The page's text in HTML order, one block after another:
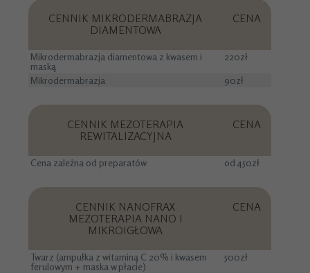
CENNIK MIKRODERMABRAZJA
DIAMENTOWA
CENA
Mikrodermabrazja diamentowa z kwasem i
maską
220zł
Mikrodermabrazja
90zł
CENNIK MEZOTERAPIA
REWITALIZACYJNA
CENA
Cena zależna od preparatów od 450zł
CENNIK NANOFRAX
MEZOTERAPIA NANO I
MIKROIGŁOWA
CENA
Twarz (ampułka z witaminą C 20% i kwasem
ferulowym + maska w płacie)
500zł